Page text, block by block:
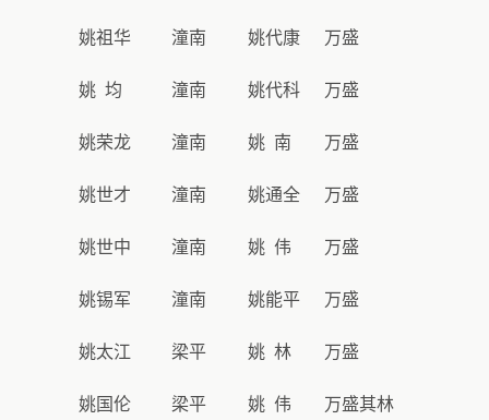
姚祖华 潼南 姚代康 万盛
姚 均 潼南 姚代科 万盛
姚荣龙 潼南 姚 南 万盛
姚世才 潼南 姚通全 万盛
姚世中 潼南 姚 伟 万盛
姚锡军 潼南 姚能平 万盛
姚太江 梁平 姚 林 万盛
姚国伦 梁平 姚 伟 万盛其林